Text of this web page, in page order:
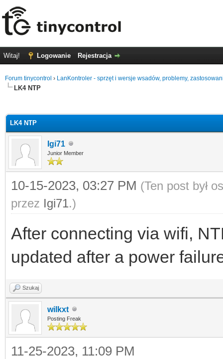
Witaj! Logowanie Rejestracja
Forum tinycontrol › LanKontroler - sprzęt i wersje wsadów, problemy,
LK4 NTP
LK4 NTP
Igi71
Junior Member
10-15-2023, 03:27 PM (Ten post był
przez Igi71.)
After connecting via wifi,
updated after a power
Szukaj
wilkxt
Posting Freak
11-25-2023, 11:09 PM